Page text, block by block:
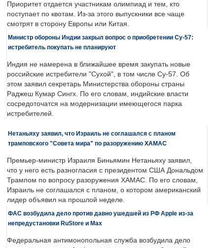
Приоритет отдается участникам олимпиад и тем, кто
поступает по квотам. Из-за этого выпускники все чаще
смотрят в сторону Европы или Китая.
Министр обороны Индии закрыл вопрос о приобретении Су-57:
истребитель покупать не планируют
Индия не намерена в ближайшее время закупать новые
российские истребители "Сухой", в том числе Су-57. Об
этом заявил секретарь Министерства обороны страны
Раджеш Кумар Сингх. По его словам, индийские власти
сосредоточатся на модернизации имеющегося парка
истребителей.
Нетаньяху заявил, что Израиль не соглашался с планом
трамповского "Совета мира" по разоружению ХАМАС
Премьер-министр Израиля Биньямин Нетаньяху заявил,
что у него есть разногласия с президентом США Дональдом
Трампом по вопросу разоружения ХАМАС. По его словам,
Израиль не соглашался с планом, о котором американский
лидер объявил на прошлой неделе.
ФАС возбудила дело против давно ушедшей из РФ Apple из-за
непредустановки RuStore и Max
Федеральная антимонопольная служба возбудила дело